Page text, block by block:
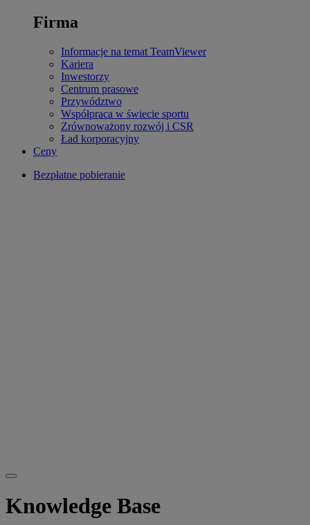
Firma
Informacje na temat TeamViewer
Kariera
Inwestorzy
Centrum prasowe
Przywództwo
Współpraca w świecie sportu
Zrównoważony rozwój i CSR
Ład korporacyjny
Ceny
Bezpłatne pobieranie
Knowledge Base